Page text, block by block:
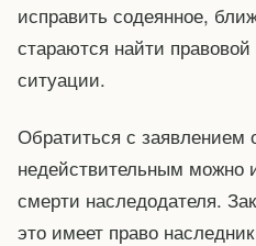
исправить содеянное,
стараются найти
ситуации.
Обратиться с заявлением
недействительным можно
смерти наследодателя.
это имеет право